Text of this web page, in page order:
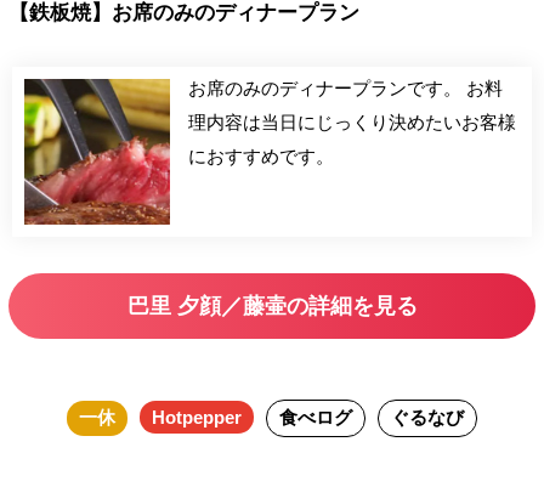
【鉄板焼】お席のみのディナープラン
お席のみのディナープランです。 お料
理内容は当日にじっくり決めたいお客様
におすすめです。
巴里 夕顔／藤壷の詳細を見る
一休 Hotpepper 食べログ ぐるなび